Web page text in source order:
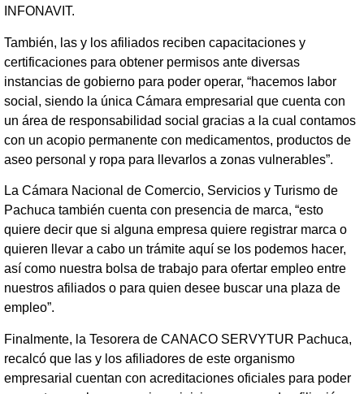
INFONAVIT.
También, las y los afiliados reciben capacitaciones y
certificaciones para obtener permisos ante diversas
instancias de gobierno para poder operar, “hacemos labor
social, siendo la única Cámara empresarial que cuenta con
un área de responsabilidad social gracias a la cual contamos
con un acopio permanente con medicamentos, productos de
aseo personal y ropa para llevarlos a zonas vulnerables”.
La Cámara Nacional de Comercio, Servicios y Turismo de
Pachuca también cuenta con presencia de marca, “esto
quiere decir que si alguna empresa quiere registrar marca o
quieren llevar a cabo un trámite aquí se los podemos hacer,
así como nuestra bolsa de trabajo para ofertar empleo entre
nuestros afiliados o para quien desee buscar una plaza de
empleo”.
Finalmente, la Tesorera de CANACO SERVYTUR Pachuca,
recalcó que las y los afiliadores de este organismo
empresarial cuentan con acreditaciones oficiales para poder